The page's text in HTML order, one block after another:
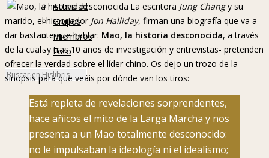
Actividad
Grupos
Miembros
Foro
La escritora Jung Changy su
marido, el historiador Jon Halliday, firman una biografía que va a
dar bastante que hablar: Mao, la historia desconocida, a través
de la cual -y tras 10 años de investigación y entrevistas- pretenden
ofrecer la verdad sobre el líder chino. Os dejo un trozo de la
sinopsis para que veáis por dónde van los tiros:
Está repleta de revelaciones sorprendentes,
hace añicos el mito de la Larga Marcha y nos
presenta a un Mao totalmente desconocido:
no le impulsaban la ideología ni el idealismo;